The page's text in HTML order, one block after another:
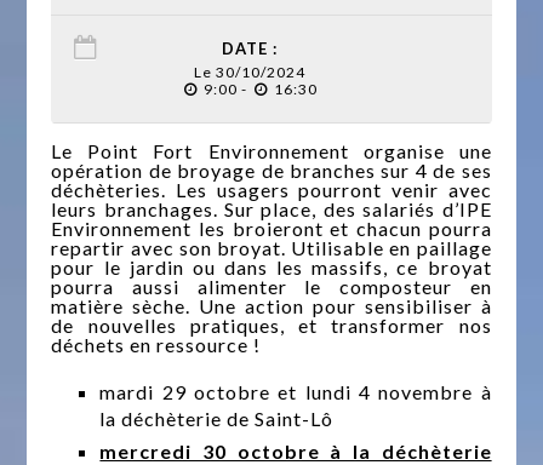
DATE :
Le 30/10/2024
9:00 -
16:30
Le Point Fort Environnement organise une
opération de broyage de branches sur 4 de ses
déchèteries. Les usagers pourront venir avec
leurs branchages. Sur place, des salariés d’IPE
Environnement les broieront et chacun pourra
repartir avec son broyat. Utilisable en paillage
pour le jardin ou dans les massifs, ce broyat
pourra aussi alimenter le composteur en
matière sèche. Une action pour sensibiliser à
de nouvelles pratiques, et transformer nos
déchets en ressource !
mardi 29 octobre et lundi 4 novembre à
la déchèterie de Saint-Lô
mercredi 30 octobre à la déchèterie